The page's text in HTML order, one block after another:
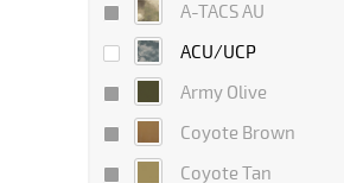
A-TACS AU
ACU/UCP
Army Olive
Coyote Brown
Coyote Tan